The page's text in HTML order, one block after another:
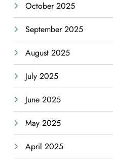
October 2025
September 2025
August 2025
July 2025
June 2025
May 2025
April 2025